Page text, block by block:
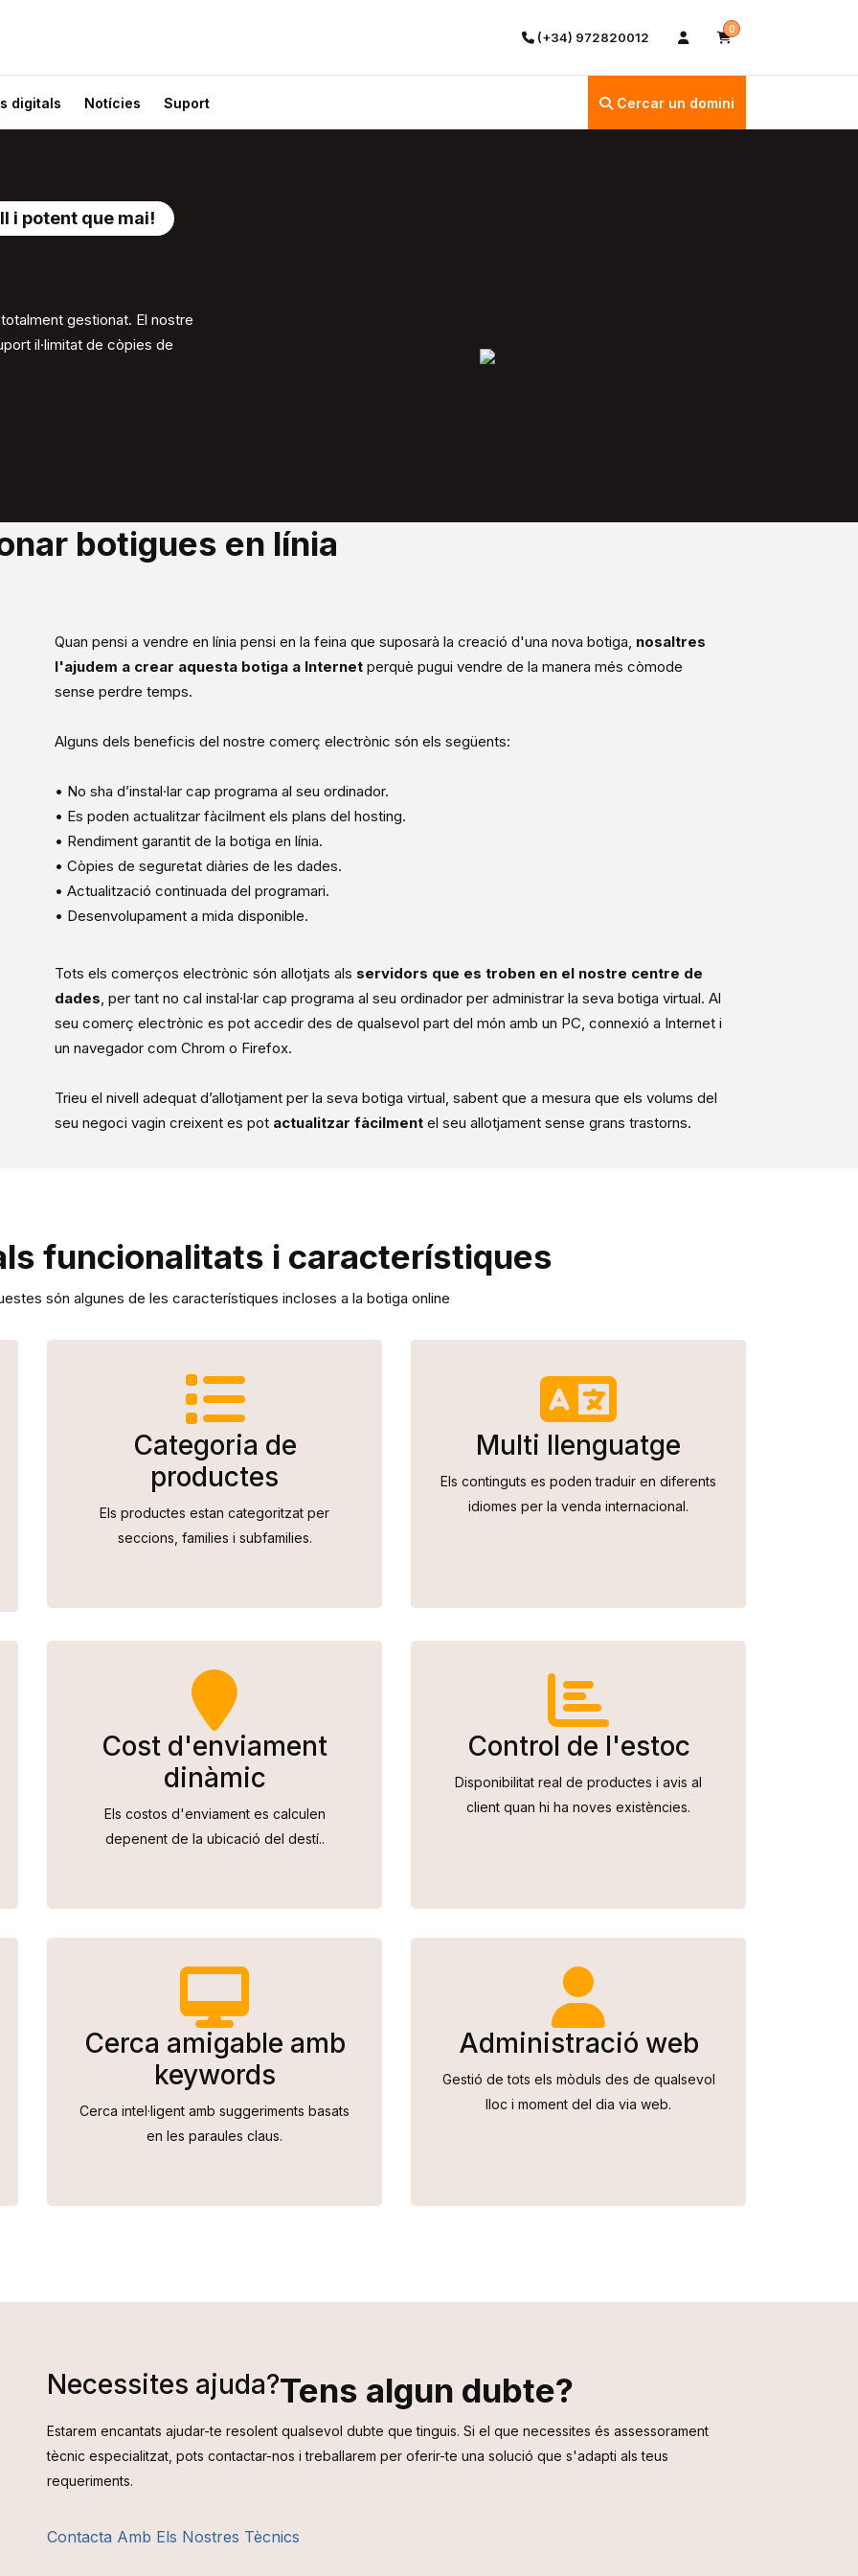
(+34) 972820012
0
digitals Notícies Suport Cercar un domini
i potent que mai!
gestionat. El nostre
il·limitat de còpies de
botigues en línia
Quan pensi a vendre en línia pensi en la feina que suposarà la creació d'una nova botiga, nosaltres
l'ajudem a crear aquesta botiga a Internetperquè pugui vendre de la manera més còmode
sense perdre temps.
Alguns dels beneficis del nostre comerç electrònic són els següents:
• No sha d’instal·lar cap programa al seu ordinador.
• Es poden actualitzar fàcilment els plans del hosting.
• Rendiment garantit de la botiga en línia.
• Còpies de seguretat diàries de les dades.
• Actualització continuada del programari.
• Desenvolupament a mida disponible.
Tots els comerços electrònic són allotjats als servidors que es troben en el nostre centre de
dades, per tant no cal instal·lar cap programa al seu ordinador per administrar la seva botiga virtual. Al
seu comerç electrònic es pot accedir des de qualsevol part del món amb un PC, connexió a Internet i
un navegador com Chrom o Firefox.
Trieu el nivell adequat d’allotjament per la seva botiga virtual, sabent que a mesura que els volums del
seu negoci vagin creixent es potactualitzar fàcilmentel seu allotjament sense grans trastorns.
funcionalitats i característiques
són algunes de les característiques incloses a la botiga online
Categoria de
productes
Els productes estan categoritzat per
seccions, families i subfamilies.
Multi llenguatge
Els continguts es poden traduir en diferents
idiomes per la venda internacional.
Cost d'enviament
dinàmic
Els costos d'enviament es calculen
depenent de la ubicació del destí..
Control de l'estoc
Disponibilitat real de productes i avis al
client quan hi ha noves existències.
Cerca amigable amb
keywords
Cerca intel·ligent amb suggeriments basats
en les paraules claus.
Administració web
Gestió de tots els mòduls des de qualsevol
lloc i moment del dia via web.
Tens algun dubte?
Estarem encantats ajudar-te resolent qualsevol dubte que tinguis. Si el que necessites és assessorament
tècnic especialitzat, pots contactar-nos i treballarem per oferir-te una solució que s'adapti als teus
requeriments.
Necessites ajuda?
Contacta Amb Els Nostres Tècnics